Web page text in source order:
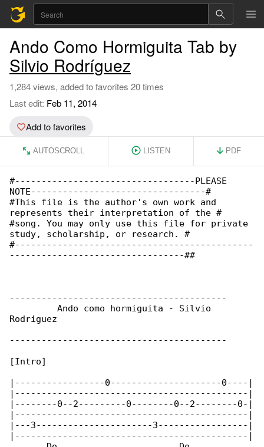
Ando Como Hormiguita Tab by
Silvio Rodríguez
1,284 views, added to favorites 20 times
Last edit: Feb 11, 2014
Add to favorites
AUTOSCROLL LISTEN PDF
#----------------------------------PLEASE
NOTE---------------------------------#
#This file is the author's own work and
represents their interpretation of the #
#song. You may only use this file for private
study, scholarship, or research. #
#---------------------------------------------
---------------------------------##
-----------------------------------------
         Ando como hormiguita - Silvio
Rodriguez
-----------------------------------------
[Intro]
|-----------------0---------------------0----|
|--------------------------------------------|
|--------0--2---------0--------0--2--------0-|
|--------------------------------------------|
|---3----------------------3-----------------|
|--------------------------------------------|